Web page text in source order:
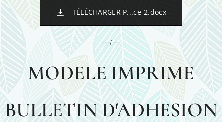
TÉLÉCHARGER P...ce-2.docx
---/---
MODELE IMPRIME
BULLETIND'ADHESION